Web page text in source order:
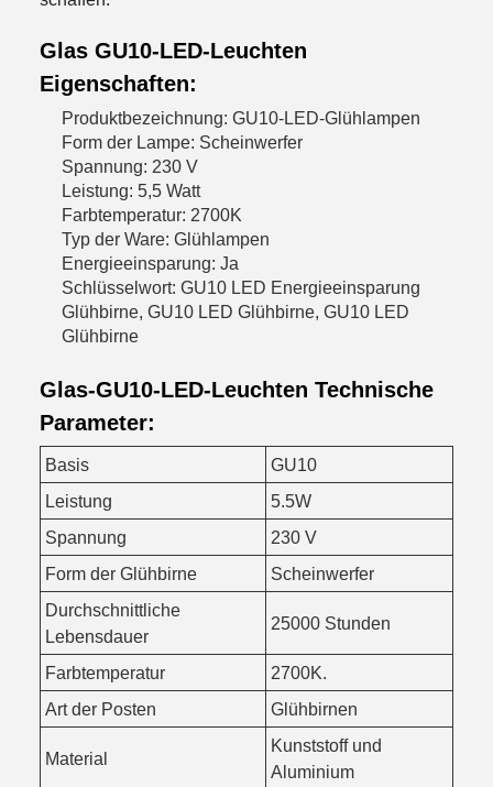
Glas GU10-LED-Leuchten
Eigenschaften:
Produktbezeichnung: GU10-LED-Glühlampen
Form der Lampe: Scheinwerfer
Spannung: 230 V
Leistung: 5,5 Watt
Farbtemperatur: 2700K
Typ der Ware: Glühlampen
Energieeinsparung: Ja
Schlüsselwort: GU10 LED Energieeinsparung
Glühbirne, GU10 LED Glühbirne, GU10 LED
Glühbirne
Glas-GU10-LED-Leuchten Technische
Parameter:
Basis
GU10
Leistung
5.5W
Spannung
230 V
Form der Glühbirne
Scheinwerfer
Durchschnittliche
Lebensdauer
25000 Stunden
Farbtemperatur
2700K.
Art der Posten
Glühbirnen
Material
Kunststoff und
Aluminium